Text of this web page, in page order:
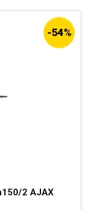
-54%
2 AJAX